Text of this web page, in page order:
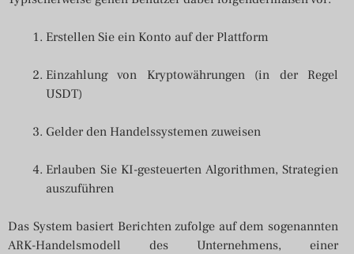
Erstellen Sie ein Konto auf der Plattform
Einzahlung von Kryptowährungen (in der Regel
USDT)
Gelder den Handelssystemen zuweisen
Erlauben Sie KI-gesteuerten Algorithmen, Strategien
auszuführen
Das System basiert Berichten zufolge auf dem sogenannten
ARK-Handelsmodell des Unternehmens, einer